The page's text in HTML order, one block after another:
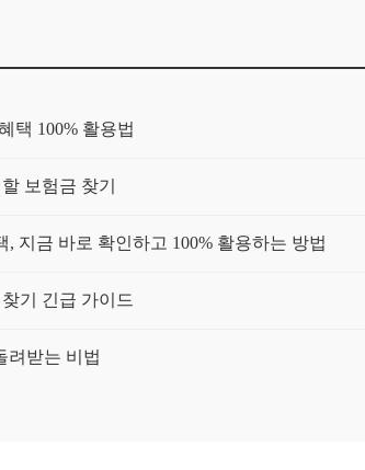
택 100% 활용법
보험금 찾기
지금 바로 확인하고 100% 활용하는 방법
기 긴급 가이드
려받는 비법